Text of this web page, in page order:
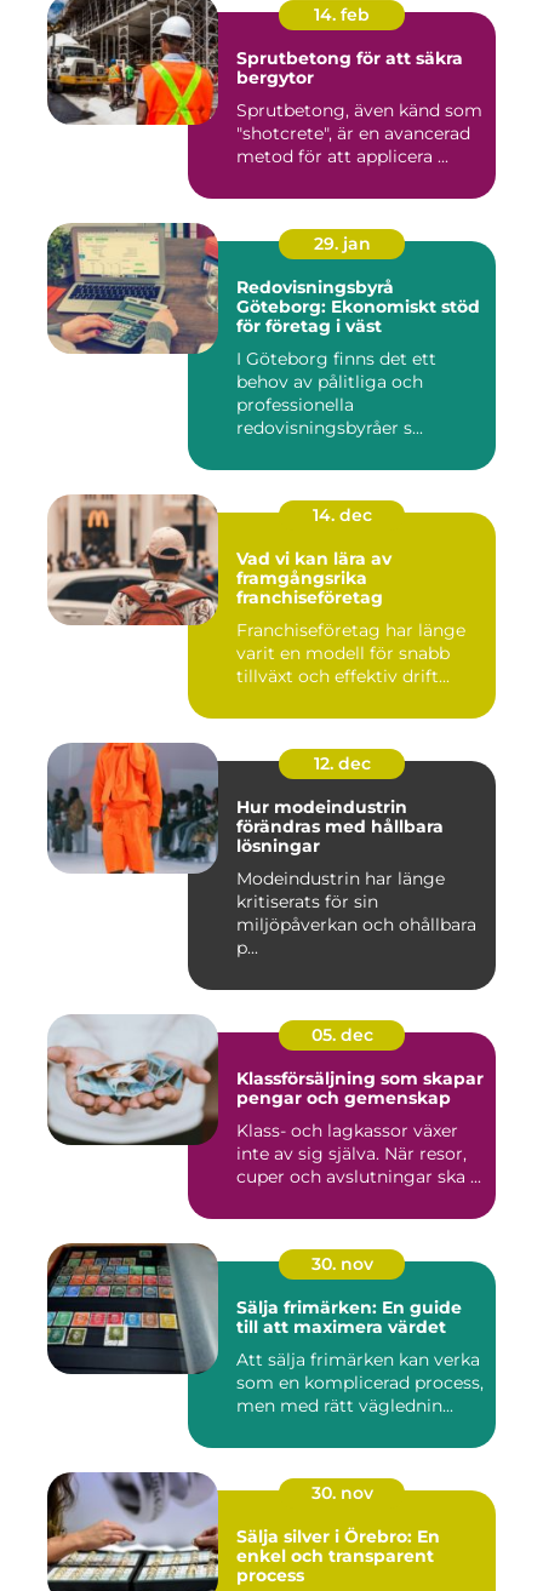
14. feb
Sprutbetong för att säkra
bergytor
Sprutbetong, även känd som
"shotcrete", är en avancerad
metod för att applicera ...
29. jan
Redovisningsbyrå
Göteborg: Ekonomiskt stöd
för företag i väst
I Göteborg finns det ett
behov av pålitliga och
professionella
redovisningsbyråer s...
14. dec
Vad vi kan lära av
framgångsrika
franchiseföretag
Franchiseföretag har länge
varit en modell för snabb
tillväxt och effektiv drift...
12. dec
Hur modeindustrin
förändras med hållbara
lösningar
Modeindustrin har länge
kritiserats för sin
miljöpåverkan och ohållbara
p...
05. dec
Klassförsäljning som skapar
pengar och gemenskap
Klass- och lagkassor växer
inte av sig själva. När resor,
cuper och avslutningar ska ...
30. nov
Sälja frimärken: En guide
till att maximera värdet
Att sälja frimärken kan verka
som en komplicerad process,
men med rätt väglednin...
30. nov
Sälja silver i Örebro: En
enkel och transparent
process